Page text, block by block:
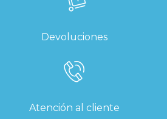
Devoluciones
Atención al cliente